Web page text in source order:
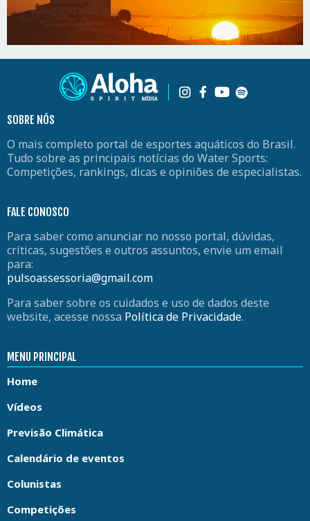
SOBRE NÓS
O mais completo portal de esportes aquáticos do Brasil.
Tudo sobre as principais notícias do Water Sports:
Competições, rankings, dicas e opiniões de especialistas.
FALE CONOSCO
Para saber como anunciar no nosso portal, dúvidas,
críticas, sugestões e outros assuntos, envie um email
para:
pulsoassessoria@gmail.com
Para saber sobre os cuidados e uso de dados deste
website, acesse nossa Política de Privacidade.
MENU PRINCIPAL
Home
Vídeos
Previsão Climática
Calendário de eventos
Colunistas
Competições